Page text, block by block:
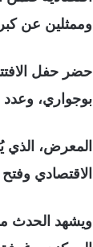
وممثلين عن
حضر حفل
بوجواري،
الاقتصادي
ويشهد الحدث